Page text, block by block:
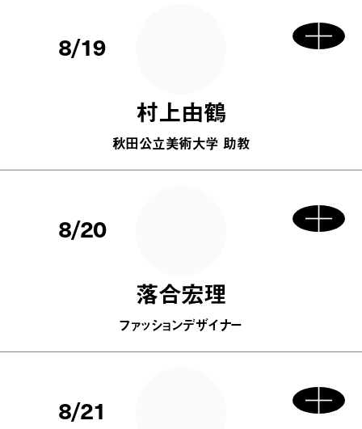
8/19
村上由鶴
秋田公立美術大学 助教
8/20
落合宏理
ファッションデザイナー
8/21